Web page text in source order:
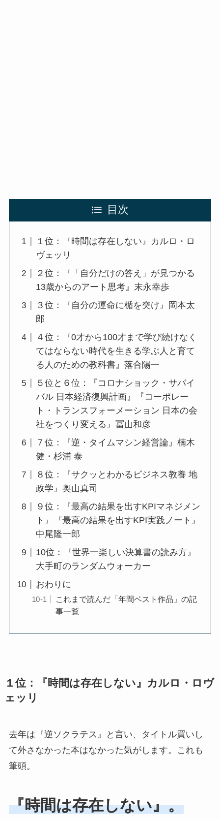
目次
１位：『時間は存在しない』カルロ・ロ
ヴェッリ
２位：『「自分だけの答え」が見つかる
13歳からのアート思考』末永幸歩
３位：『自分の運命に楯を突け』岡本太
郎
４位：『0才から100才まで学び続けなく
てはならない時代を生きる学ぶ人と育て
る人のための教科書』落合陽一
５位と６位：『コロナショック・サバイ
バル 日本経済復興計画』『コーポレー
ト・トランスフォーメーション 日本の会
社をつくり変える』冨山和彦
７位：『逆・タイムマシン経営論』楠木
健・杉浦 泰
８位：『サクッとわかるビジネス教養 地
政学』奥山真司
９位：『最高の結果を出すKPIマネジメン
ト』『最高の結果を出すKPI実践ノート』
中尾隆一郎
10位：『世界一楽しい決算書の読み方』
大手町のランダムウォーカー
おわりに
これまで読んだ「年間ベスト作品」の記
事一覧
１位：『時間は存在しない』カルロ・ロヴ
ェッリ
去年は『逆ソクラテス』と言い、タイトル買いし
て外さなかった本はなかった気がします。これも
筆頭。
『時間は存在しない』。